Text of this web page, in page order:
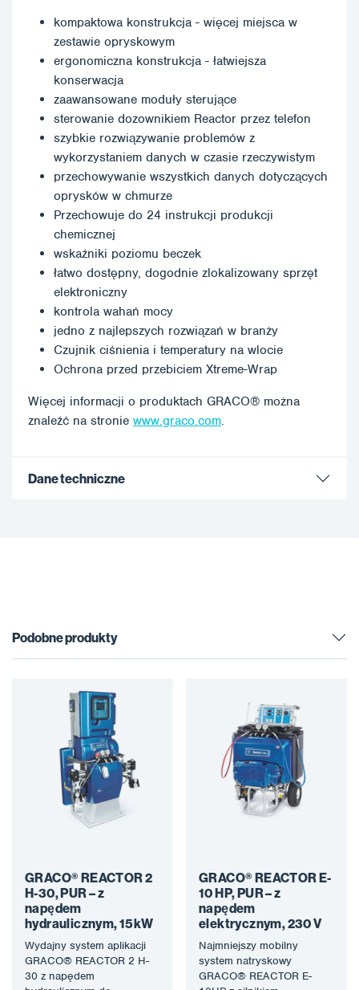
kompaktowa konstrukcja - więcej miejsca w
zestawie opryskowym
ergonomiczna konstrukcja - łatwiejsza
konserwacja
zaawansowane moduły sterujące
sterowanie dozownikiem Reactor przez telefon
szybkie rozwiązywanie problemów z
wykorzystaniem danych w czasie rzeczywistym
przechowywanie wszystkich danych dotyczących
oprysków w chmurze
Przechowuje do 24 instrukcji produkcji
chemicznej
wskaźniki poziomu beczek
łatwo dostępny, dogodnie zlokalizowany sprzęt
elektroniczny
kontrola wahań mocy
jedno z najlepszych rozwiązań w branży
Czujnik ciśnienia i temperatury na wlocie
Ochrona przed przebiciem Xtreme-Wrap
Więcej informacji o produktach GRACO® można
znaleźć na stronie www.graco.com.
Dane techniczne
Podobne produkty
GRACO® REACTOR 2
H-30, PUR – z
napędem
hydraulicznym, 15kW
Wydajny system aplikacji
GRACO® REACTOR 2 H-
30 z napędem
GRACO® REACTOR E-
10 HP, PUR – z
napędem
elektrycznym, 230 V
Najmniejszy mobilny
system natryskowy
GRACO® REACTOR E-